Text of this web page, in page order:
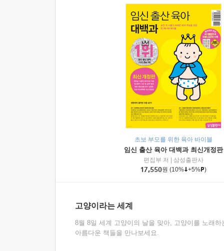
초보 부모를 위한 육아 바이블
임신 출산 육아 대백과 최신개정판
편집부 저
삼성출판사
17,550원 (10% +5% )
고양이라는 세계
8월 8일 세계 고양이의 날을 맞아, 고양이를 노래하
아름다운 책들을 만나보세요.